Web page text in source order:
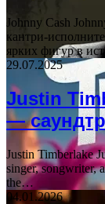
Johnny Cash
кантри-
ярких фигур в
29.07.2025
Justin
—
Justin Timberlake
singer, songwriter,
the…
04.01.2026